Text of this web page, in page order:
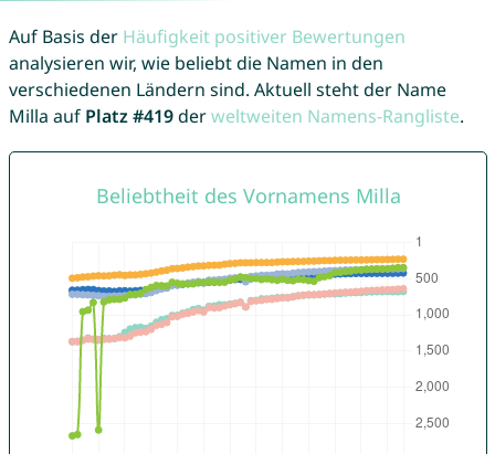
Auf Basis der Häufigkeit positiver Bewertungen
analysieren wir, wie beliebt die Namen in den
verschiedenen Ländern sind. Aktuell steht der Name
Milla auf Platz #419derweltweiten Namens-Rangliste.